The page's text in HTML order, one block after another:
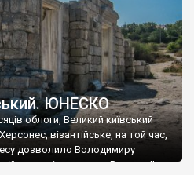
ЮНЕСКО
облоги, Великий київський
візантійське, на той час,
дозволило Володимиру
імператору Василю ІІ, та